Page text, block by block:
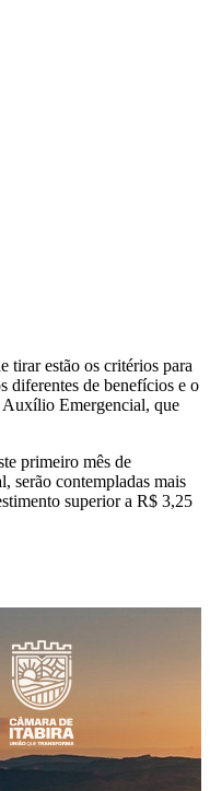
tirar estão os critérios para
diferentes de benefícios e o
Auxílio Emergencial, que
primeiro mês de
serão contempladas mais
superior a R$ 3,25